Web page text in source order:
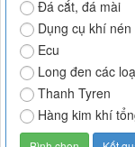
Đá cắt, đá mài
Dụng cụ khí nén
Ecu
Long đen các
Thanh Tyren
Hàng kim khí